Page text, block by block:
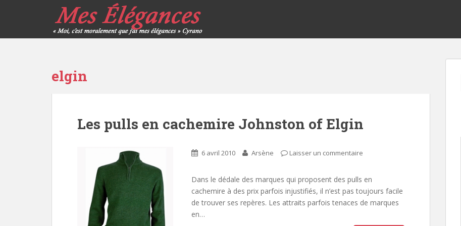
elgin
Les pulls en cachemire Johnston of Elgin
6 avril 2010 Arsène Laisser un commentaire
Dans le dédale des marques qui proposent des pulls en
cachemire à des prix parfois injustifiés, il n’est pas toujours facile
de trouver ses repères. Les attraits parfois tenaces de marques
en…